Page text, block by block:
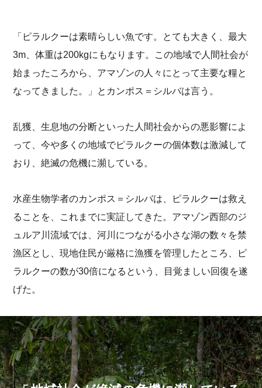
「ピラルクーは素晴らしい魚です。とても大きく、最大
3m、体重は200kgにもなります。この地域で人間社会が
始まったころから、アマゾンの人々にとって主要な糧と
なってきました。」とカンポス＝シルバは言う。
乱獲、生息地の分断といった人間社会からの悪影響によ
って、今や多くの地域でピラルクーの個体数は激減して
おり、絶滅の危機に瀕している。
水産生物学者のカンポス＝シルバは、ピラルクーは救え
ることを、これまでに実証してきた。アマゾン西部のジ
ュルア川流域では、河川につながる小さな湖の数々を禁
漁区とし、現地住民が厳格に漁獲を管理したところ、ピ
ラルクーの数が30倍になるという、目覚ましい回復を遂
げた。